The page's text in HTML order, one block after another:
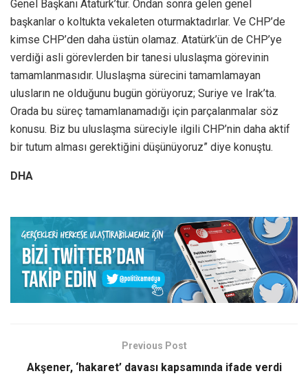
Genel Başkanı Atatürk’tür. Ondan sonra gelen genel
başkanlar o koltukta vekaleten oturmaktadırlar. Ve CHP’de
kimse CHP’den daha üstün olamaz. Atatürk’ün de CHP’ye
verdiği asli görevlerden bir tanesi uluslaşma görevinin
tamamlanmasıdır. Uluslaşma sürecini tamamlamayan
ulusların ne olduğunu bugün görüyoruz; Suriye ve Irak’ta.
Orada bu süreç tamamlanamadığı için parçalanmalar söz
konusu. Biz bu uluslaşma süreciyle ilgili CHP’nin daha aktif
bir tutum alması gerektiğini düşünüyoruz” diye konuştu.
DHA
Previous Post
Akşener, ‘hakaret’ davası kapsamında ifade verdi